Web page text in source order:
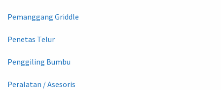
Pemanggang Griddle
Penetas Telur
Penggiling Bumbu
Peralatan / Asesoris